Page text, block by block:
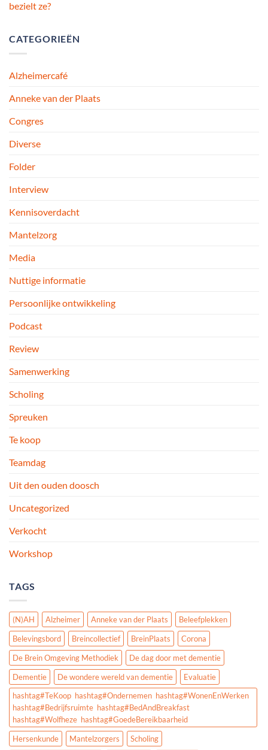
bezielt ze?
CATEGORIEËN
Alzheimercafé
Anneke van der Plaats
Congres
Diverse
Folder
Interview
Kennisoverdacht
Mantelzorg
Media
Nuttige informatie
Persoonlijke ontwikkeling
Podcast
Review
Samenwerking
Scholing
Spreuken
Te koop
Teamdag
Uit den ouden doosch
Uncategorized
Verkocht
Workshop
TAGS
(N)AH Alzheimer Anneke van der Plaats
Beleefplekken
Belevingsbord
Breincollectief BreinPlaats
Corona
De Brein Omgeving Methodiek
De dag door met dementie
Dementie
De wondere wereld van dementie
Evaluatie
hashtag#TeKoop hashtag#Ondernemen hashtag#WonenEnWerken
hashtag#Bedrijfsruimte hashtag#BedAndBreakfast
hashtag#Wolfheze hashtag#GoedeBereikbaarheid
Hersenkunde
Mantelzorgers
Scholing